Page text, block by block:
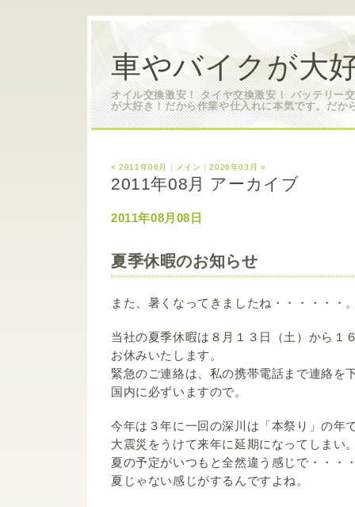
車やバイクが大
オイル交換激安！ タイヤ交換激安！ バッテリー
が大好き！だから作業や仕入れに本気です。だか
« 2011年06月 | メイン |2026年03月 »
2011年08月 アーカイブ
2011年08月08日
夏季休暇のお知らせ
また、暑くなってきましたね・・・・・・
当社の夏季休暇は８月１３日（土）から１
お休みいたします。
緊急のご連絡は、私の携帯電話まで連絡を
国内に必ずいますので。
今年は３年に一回の深川は「本祭り」の年
大震災をうけて来年に延期になってしまい
夏の予定がいつもと全然違う感じで・・・
夏じゃない感じがするんですよね。